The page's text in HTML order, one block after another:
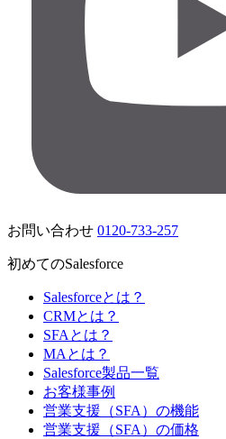
お問い合わせ 0120-733-257
初めてのSalesforce
Salesforceとは？
CRMとは？
SFAとは？
MAとは？
Salesforce製品一覧
お客様事例
営業支援（SFA）の機能
営業支援（SFA）の価格